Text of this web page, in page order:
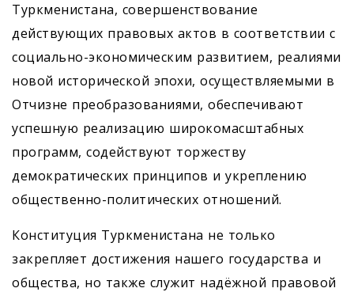
Туркменистана, совершенствование
действующих правовых актов в соответствии с
социально-экономическим развитием, реалиями
новой исторической эпохи, осуществляемыми в
Отчизне преобразованиями, обес­печивают
успешную реализацию широкомасштабных
программ, содействуют торжеству
демократических принципов и укреплению
общественно-политических отношений.
Конституция Туркменистана не только
закрепляет дос­тижения нашего государства и
общества, но также служит надёжной правовой